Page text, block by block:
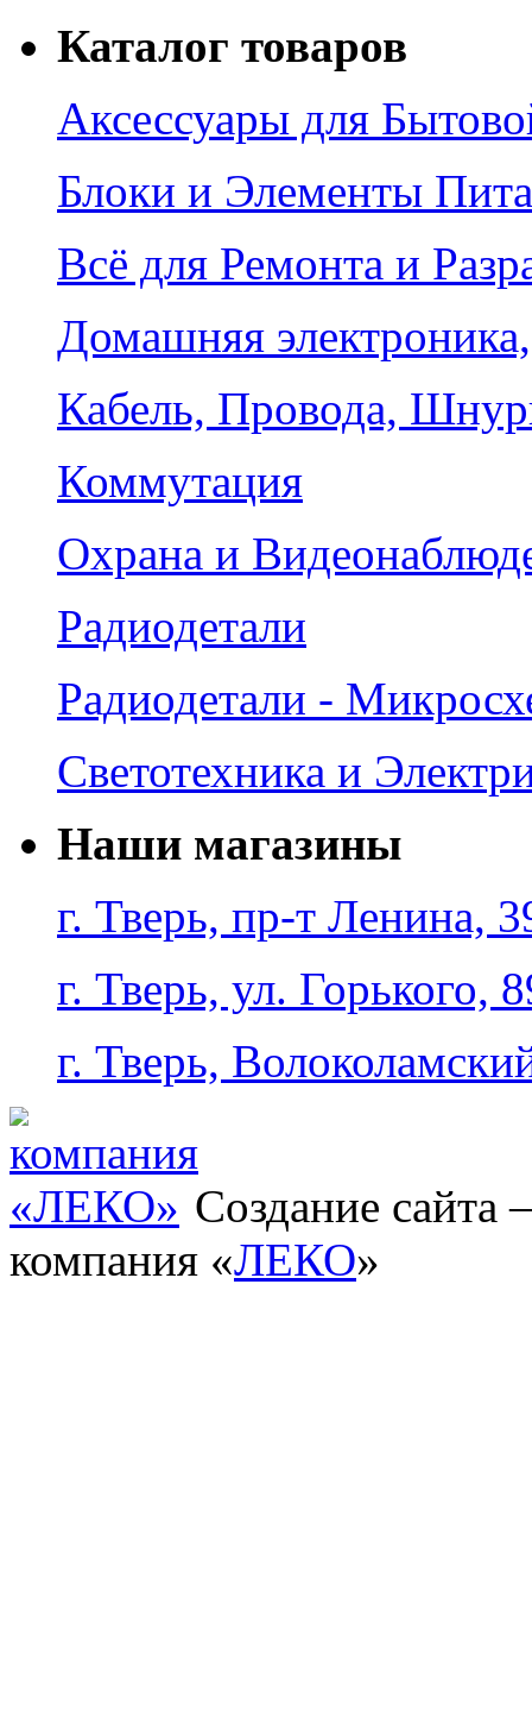
Каталог товаров
Аксессуары для
Блоки и Элементы
Всё для Ремонта и
Домашняя
Кабель, Провода,
Коммутация
Охрана и
Радиодетали
Радиодетали -
Светотехника и
Наши магазины
г. Тверь, пр-т Ленина,
г. Тверь, ул. Горького,
г. Тверь,
Создание сайта
компания «ЛЕКО»